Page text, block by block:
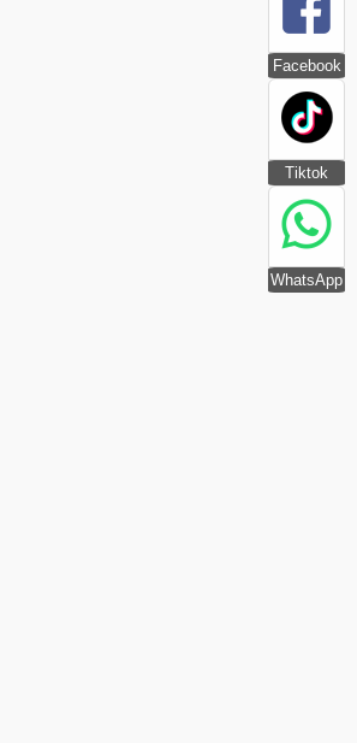
Facebook
Tiktok
WhatsApp